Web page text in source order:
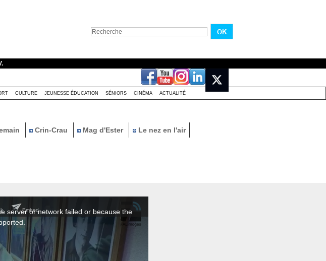
CULTURE JEUNESSE ÉDUCATION SÉNIORS CINÉMA ACTUALITÉ
Crin-Crau Mag d'Ester Le nez en l'air